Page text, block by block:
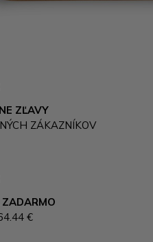
ZĽAVY
ZÁKAZNÍKOV
€